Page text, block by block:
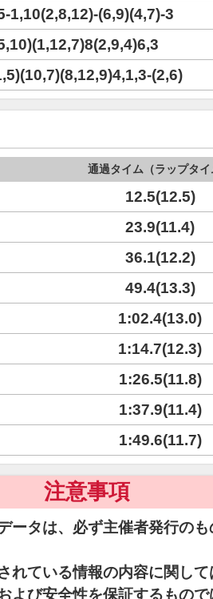
1,10(2,8,12)-(6,9)(4,7)-3
(2,6)
通過タイム（ラップタイ
12.5(12.5)
23.9(11.4)
36.1(12.2)
49.4(13.3)
1:02.4(13.0)
1:14.7(12.3)
1:26.5(11.8)
1:37.9(11.4)
1:49.6(11.7)
注意事項
ータは、必ず主催者発行の
れている情報の内容に関して
よび安全性を保証するもの